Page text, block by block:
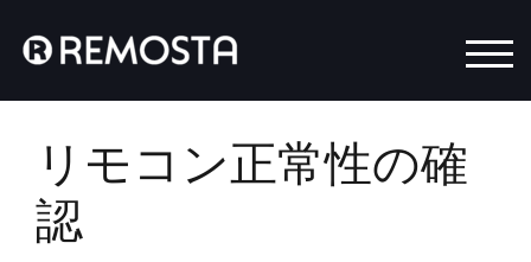
モバ
リモコン正常性の確
認